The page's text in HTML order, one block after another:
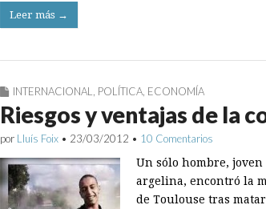
Leer más →
INTERNACIONAL, POLÍTICA, ECONOMÍA
Riesgos y ventajas de la
por Lluís Foix • 23/03/2012 • 10 Comentarios
Un sólo hombre,
argelina, encontró la
de Toulouse tras